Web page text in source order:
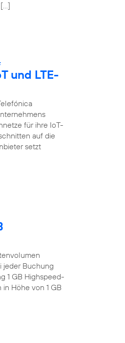
und LTE-
für ihre IoT-
auf die
setzt
jeder Buchung
1 GB Highspeed-
Höhe von 1 GB